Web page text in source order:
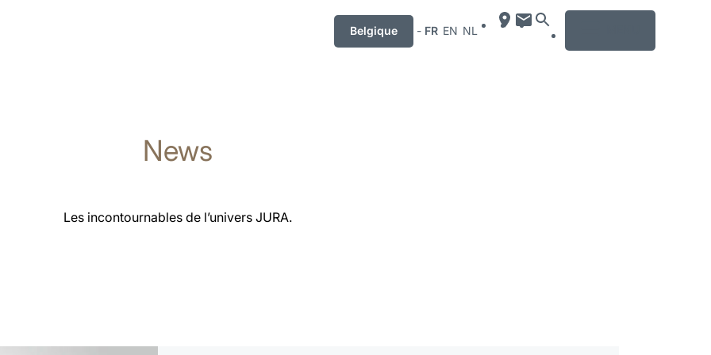
Belgique - FR EN NL
News
Les incontournables de l’univers JURA.